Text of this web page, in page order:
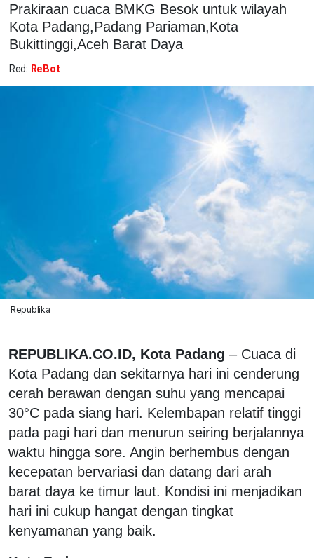
Prakiraan cuaca BMKG Besok untuk wilayah
Kota Padang,Padang Pariaman,Kota
Bukittinggi,Aceh Barat Daya
Red: ReBot
Republika
REPUBLIKA.CO.ID, Kota Padang – Cuaca di
Kota Padang dan sekitarnya hari ini cenderung
cerah berawan dengan suhu yang mencapai
30°C pada siang hari. Kelembapan relatif tinggi
pada pagi hari dan menurun seiring berjalannya
waktu hingga sore. Angin berhembus dengan
kecepatan bervariasi dan datang dari arah
barat daya ke timur laut. Kondisi ini menjadikan
hari ini cukup hangat dengan tingkat
kenyamanan yang baik.